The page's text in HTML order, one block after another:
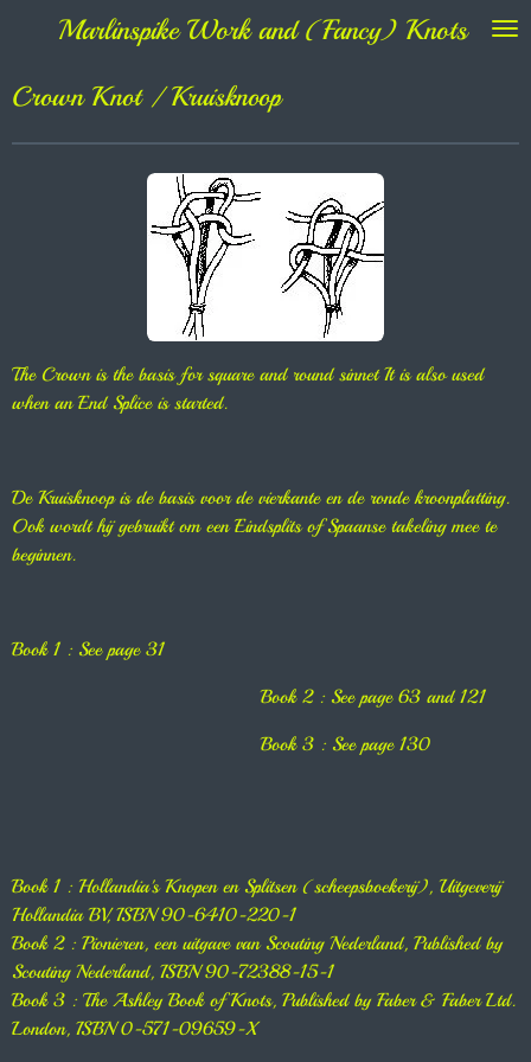
naar
de
hoofdinhoud
Marlinspike Work and (Fancy) Knots
Crown Knot / Kruisknoop
The Crown is the basis for square and round sinnet It is also used
when an End Splice is started.
De Kruisknoop is de basis voor de vierkante en de ronde kroonplatting.
Ook wordt hij gebruikt om een Eindsplits of Spaanse takeling mee te
beginnen.
Book 1 : See page 31
Book 2 : See page 63 and 121
Book 3 : See page 130
Book 1 : Hollandia's Knopen en Splitsen (scheepsboekerij), Uitgeverij
Hollandia BV, ISBN 90-6410-220-1
Book 2 : Pionieren, een uitgave van Scouting Nederland, Published by
Scouting Nederland, ISBN 90-72388-15-1
Book 3 : The Ashley Book of Knots, Published by Faber & Faber Ltd.
London, ISBN 0-571-09659-X